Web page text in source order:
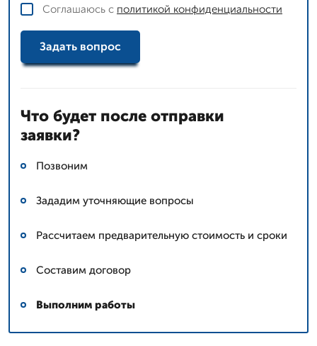
Соглашаюсь с политикой конфиденциальности
Задать вопрос
Что будет после отправки
заявки?
Позвоним
Зададим уточняющие вопросы
Рассчитаем предварительную стоимость и сроки
Составим договор
Выполним работы